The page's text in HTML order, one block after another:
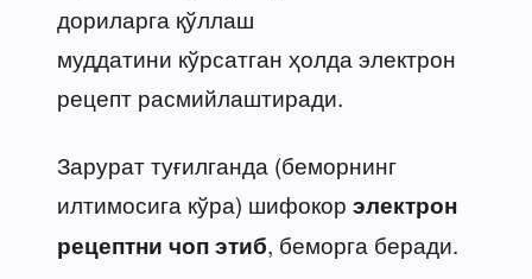
дориларга қўллаш
муддатини кўрсатган ҳолда электрон
рецепт расмийлаштиради.
Зарурат туғилганда (беморнинг
илтимосига кўра) шифокор электрон
рецептни чоп этиб, беморга беради.